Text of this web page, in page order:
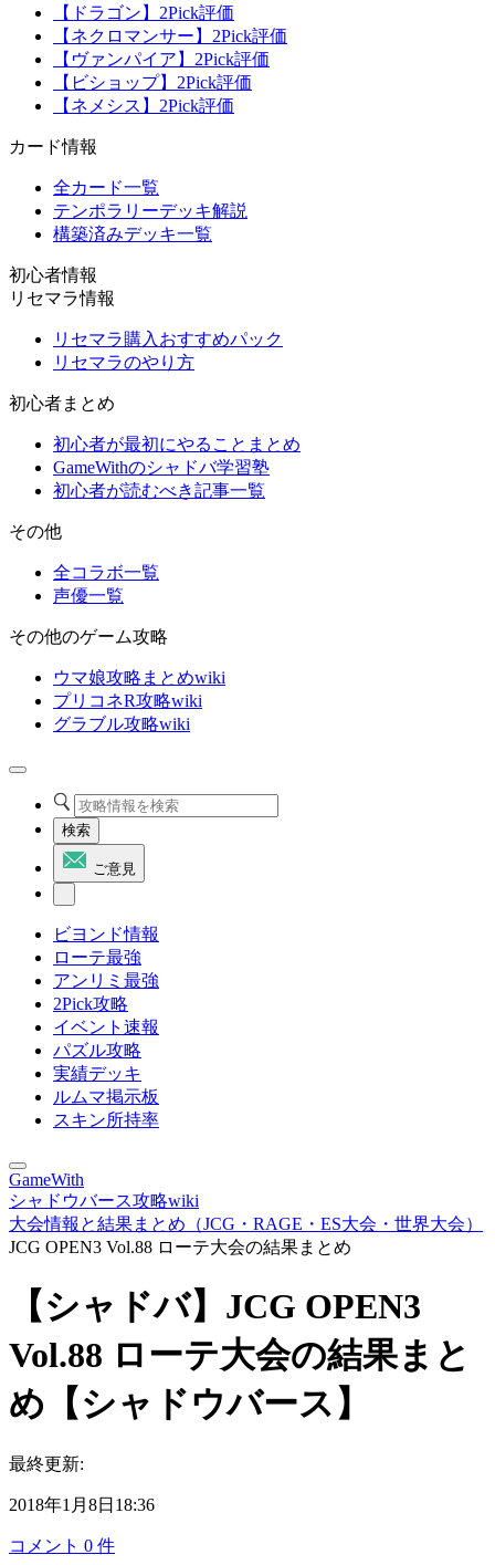
【ドラゴン】2Pick評価
【ネクロマンサー】2Pick評価
【ヴァンパイア】2Pick評価
【ビショップ】2Pick評価
【ネメシス】2Pick評価
カード情報
全カード一覧
テンポラリーデッキ解説
構築済みデッキ一覧
初心者情報
リセマラ情報
リセマラ購入おすすめパック
リセマラのやり方
初心者まとめ
初心者が最初にやることまとめ
GameWithのシャドバ学習塾
初心者が読むべき記事一覧
その他
全コラボ一覧
声優一覧
その他のゲーム攻略
ウマ娘攻略まとめwiki
プリコネR攻略wiki
グラブル攻略wiki
検索
ご意見
ビヨンド情報
ローテ最強
アンリミ最強
2Pick攻略
イベント速報
パズル攻略
実績デッキ
ルムマ掲示板
スキン所持率
GameWith
シャドウバース攻略wiki
大会情報と結果まとめ（JCG・RAGE・ES大会・世界大会）
JCG OPEN3 Vol.88 ローテ大会の結果まとめ
【シャドバ】JCG OPEN3
Vol.88 ローテ大会の結果まと
め【シャドウバース】
最終更新:
2018年1月8日18:36
コメント 0 件